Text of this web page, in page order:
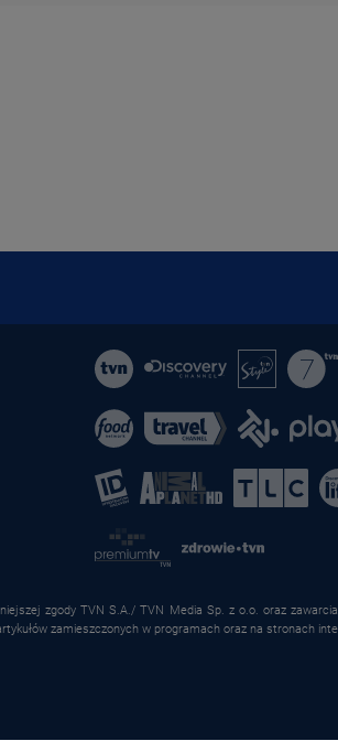
zgody TVN S.A./ TVN Media Sp. z o.o. oraz
zamieszczonych w programach oraz na stronach